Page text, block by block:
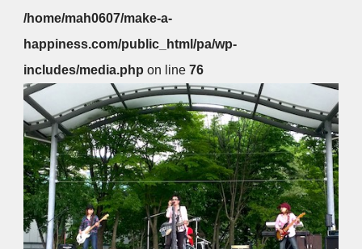
/home/mah0607/make-a-
happiness.com/public_html/pa/wp-
includes/media.php on line 76